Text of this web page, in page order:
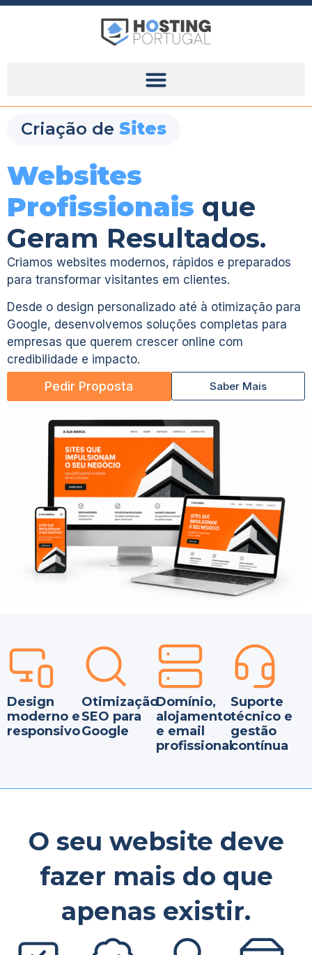
Criação de Sites
Websites
Profissionais que
Geram Resultados.
Criamos websites modernos, rápidos e preparados
para transformar visitantes em clientes.
Desde o design personalizado até à otimização para
Google, desenvolvemos soluções completas para
empresas que querem crescer online com
credibilidade e impacto.
Pedir Proposta Saber Mais
Design
moderno e
responsivo
Otimização
SEO para
Google
Domínio,
alojamento
e email
profissional
Suporte
técnico e
gestão
contínua
O seu website deve
fazer mais do que
apenas existir.